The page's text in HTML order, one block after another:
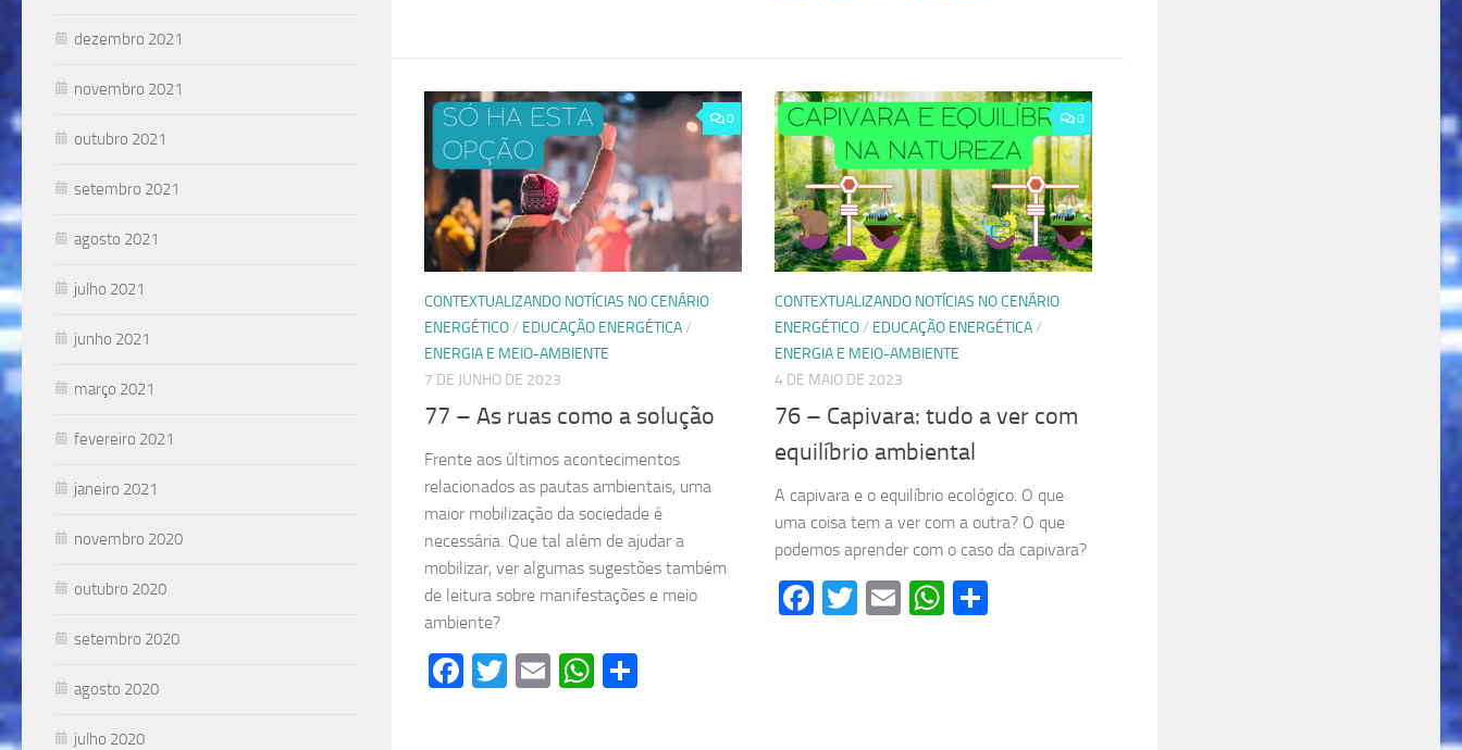
0
CONTEXTUALIZANDO NOTÍCIAS NO CENÁRIO
ENERGÉTICO/ EDUCAÇÃO ENERGÉTICA/
ENERGIA E MEIO-AMBIENTE
7 DE JUNHO DE 2023
77 – As ruas como a solução
Frente aos últimos acontecimentos
relacionados as pautas ambientais, uma
maior mobilização da sociedade é
necessária. Que tal além de ajudar a
mobilizar, ver algumas sugestões também
de leitura sobre manifestações e meio
ambiente?
Facebook
Twitter
EmailWhatsApp
0
CONTEXTUALIZANDO NOTÍCIAS NO CENÁRIO
ENERGÉTICO/ EDUCAÇÃO ENERGÉTICA/
ENERGIA E MEIO-AMBIENTE
4 DE MAIO DE 2023
76 – Capivara: tudo a ver com
equilíbrio ambiental
A capivara e o equilíbrio ecológico. O que
uma coisa tem a ver com a outra? O que
podemos aprender com o caso da capivara?
Facebook
Twitter
EmailWhatsApp
dezembro 2021
novembro 2021
outubro 2021
setembro 2021
agosto 2021
julho 2021
junho 2021
março 2021
fevereiro 2021
janeiro 2021
novembro 2020
outubro 2020
setembro 2020
agosto 2020
julho 2020